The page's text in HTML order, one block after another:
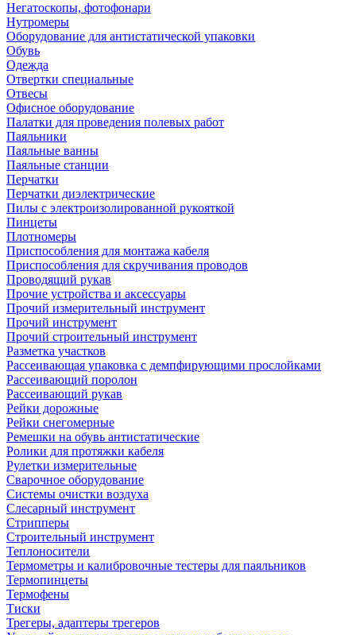
Негатоскопы, фотофонари
Нутромеры
Оборудование для антистатической упаковки
Обувь
Одежда
Отвертки специальные
Отвесы
Офисное оборудование
Палатки для проведения полевых работ
Паяльники
Паяльные ванны
Паяльные станции
Перчатки
Перчатки диэлектрические
Пилы с электроизолированной рукояткой
Пинцеты
Плотномеры
Приспособления для монтажа кабеля
Приспособления для скручивания проводов
Проводящий рукав
Прочие устройства и аксессуары
Прочий измерительный инструмент
Прочий инструмент
Прочий строительный инструмент
Разметка участков
Рассеивающая упаковка с демпфирующими прослойками
Рассеивающий поролон
Рассеивающий рукав
Рейки дорожные
Рейки снегомерные
Ремешки на обувь антистатические
Ролики для протяжки кабеля
Рулетки измерительные
Сварочное оборудование
Системы очистки воздуха
Слесарный инструмент
Стрипперы
Строительный инструмент
Теплоносители
Термометры и калибровочные тестеры для паяльников
Термопинцеты
Термофены
Тиски
Трегеры, адаптеры трегеров